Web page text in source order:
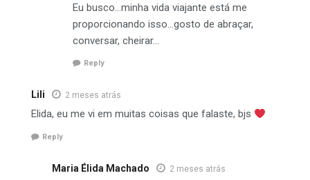
Eu busco…minha vida viajante está me
proporcionando isso…gosto de abraçar,
conversar, cheirar…
Reply
Lili 2 meses atrás
Elida, eu me vi em muitas coisas que falaste, bjs
Reply
Maria Élida Machado 2 meses atrás